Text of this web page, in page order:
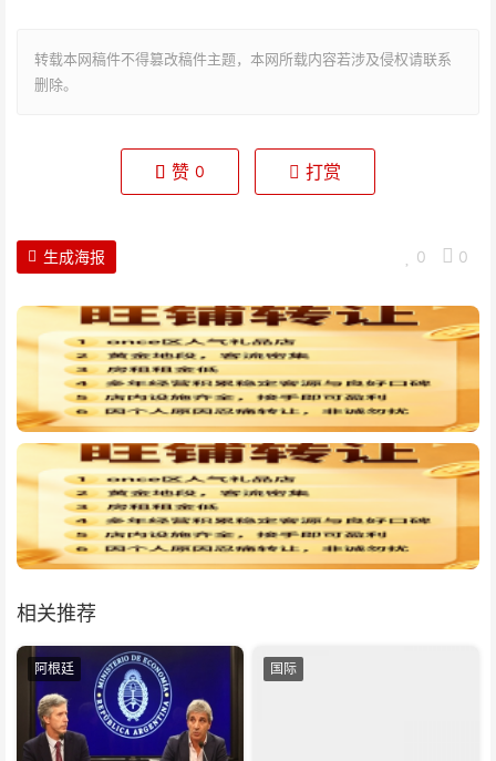
转载本网稿件不得篡改稿件主题，本网所载内容若涉及侵权请联系
删除。
赞 0 打赏
0 0
生成海报
相关推荐
阿根廷 国际